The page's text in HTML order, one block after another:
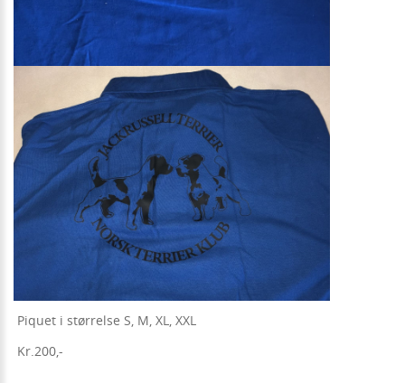
Piquet i størrelse S, M, XL, XXL
Kr.200,-